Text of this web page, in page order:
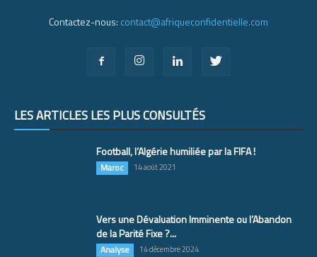
Contactez-nous: contact@afriqueconfidentielle.com
LES ARTICLES LES PLUS CONSULTÉS
Football, l’Algérie humiliée par la FIFA !
Maroc 14 août 2021
Vers une Dévaluation Imminente ou l’Abandon
de la Parité Fixe ?...
Analyse 14 décembre 2024